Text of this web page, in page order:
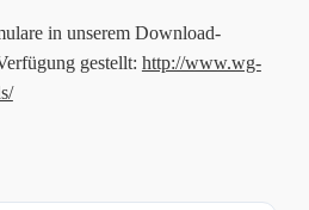
in unserem Download-
gestellt: http://www.wg-